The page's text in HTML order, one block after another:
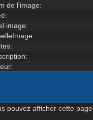
de l'image:
image:
pouvez afficher cette